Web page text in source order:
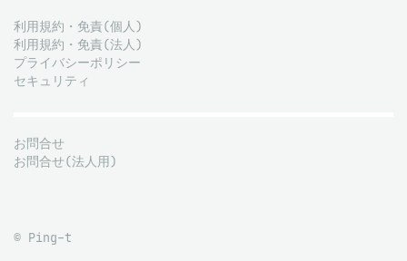
利用規約・免責(個人)
利用規約・免責(法人)
プライバシーポリシー
セキュリティ
お問合せ
お問合せ(法人用)
© Ping-t